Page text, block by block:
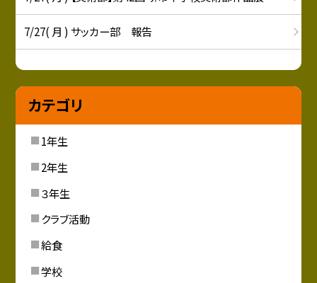
7/27( 月 ) サッカー部 報告
カテゴリ
1年生
2年生
３年生
クラブ活動
給食
学校